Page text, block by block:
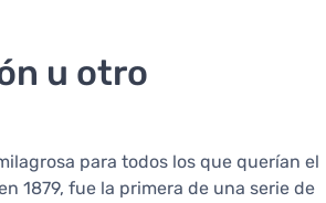
u otro
para todos los que querían el
1879, fue la primera de una serie de